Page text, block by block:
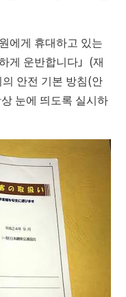
에게 휴대하고 있는
게 운반합니다」(재
안전 기본 방침(안
눈에 띄도록 실시하